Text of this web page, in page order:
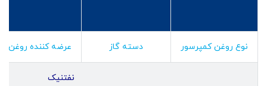
نوع روغن کمپرسور دسته گاز عرضه کننده روغن
نفتنیک